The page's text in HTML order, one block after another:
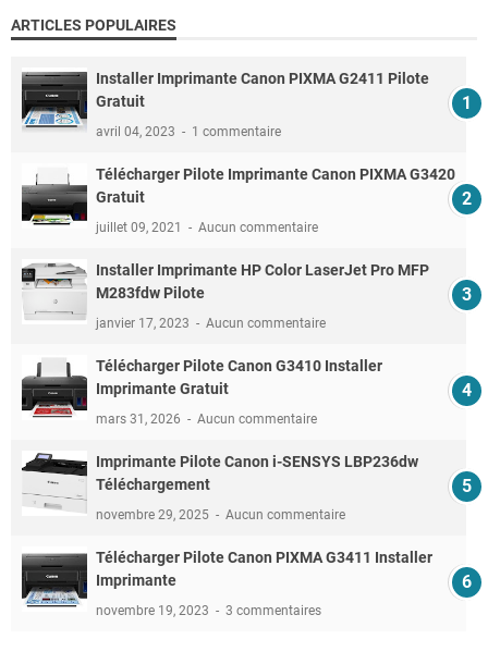
ARTICLES POPULAIRES
Installer Imprimante Canon PIXMA G2411 Pilote
Gratuit
avril 04, 2023 1 commentaire
Télécharger Pilote Imprimante Canon PIXMA G3420
Gratuit
juillet 09, 2021 Aucun commentaire
Installer Imprimante HP Color LaserJet Pro MFP
M283fdw Pilote
janvier 17, 2023 Aucun commentaire
Télécharger Pilote Canon G3410 Installer
Imprimante Gratuit
mars 31, 2026 Aucun commentaire
Imprimante Pilote Canon i-SENSYS LBP236dw
Téléchargement
novembre 29, 2025 Aucun commentaire
Télécharger Pilote Canon PIXMA G3411 Installer
Imprimante
novembre 19, 2023 3 commentaires